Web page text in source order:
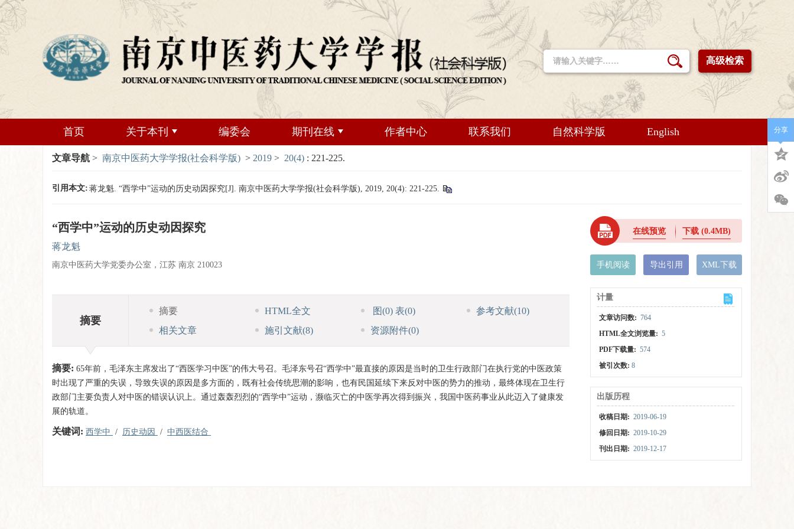
高级检索
首页 关于本刊 编委会 期刊在线 作者中心 联系我们 自然科学版 English
文章导航 > 南京中医药大学学报(社会科学版) > 2019 > 20(4) : 221-225.
引用本文: 蒋龙魁. “西学中”运动的历史动因探究[J]. 南京中医药大学学报(社会科学版), 2019, 20(4): 221-225.
“西学中”运动的历史动因探究
蒋龙魁
南京中医药大学党委办公室，江苏 南京 210023
摘要
摘要 HTML全文 图(0) 表(0) 参考文献(10)
相关文章
施引文献(8) 资源附件(0)
摘要: 65年前，毛泽东主席发出了“西医学习中医”的伟大号召。毛泽东号召“西学中”最直接的原因是当时的卫生行政部门在执行党的中医政策
时出现了严重的失误，导致失误的原因是多方面的，既有社会传统思潮的影响，也有民国延续下来反对中医的势力的推动，最终体现在卫生行
政部门主要负责人对中医的错误认识上。通过轰轰烈烈的“西学中”运动，濒临灭亡的中医学再次得到振兴，我国中医药事业从此迈入了健康发
展的轨道。
关键词: 西学中 / 历史动因 / 中西医结合
在线预览 下载(0.4MB)
手机阅读 导出引用 XML下载
计量
文章访问数: 764
HTML全文浏览量: 5
PDF下载量: 574
被引次数:8
出版历程
收稿日期: 2019-06-19
修回日期: 2019-10-29
刊出日期: 2019-12-17
分享